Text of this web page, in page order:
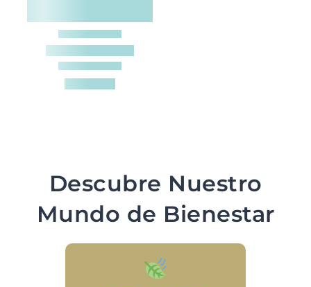
Descubre Nuestro
Mundo de Bienestar